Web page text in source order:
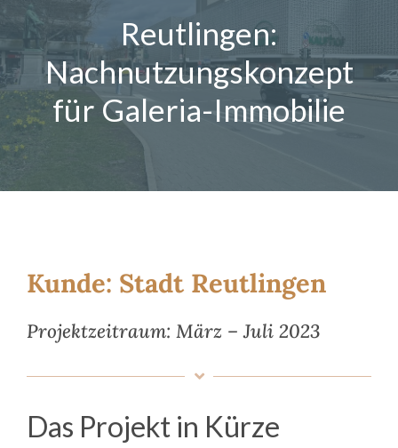
Speaker
Netzwerk
Über uns
Magazin
Kontakt
Reutlingen:
Nachnutzungskonzept
für Galeria-Immobilie
Kunde: Stadt Reutlingen
Projektzeitraum: März – Juli 2023
Das Projekt in Kürze